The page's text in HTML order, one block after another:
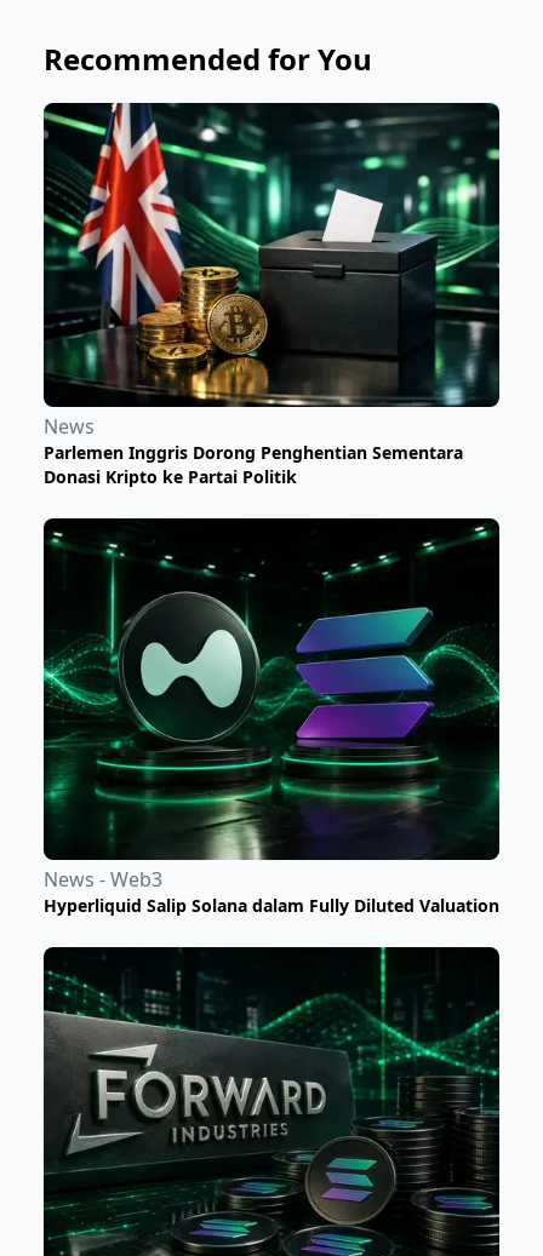
Recommended for You
News
Parlemen Inggris Dorong Penghentian Sementara
Donasi Kripto ke Partai Politik
News - Web3
Hyperliquid Salip Solana dalam Fully Diluted Valuation